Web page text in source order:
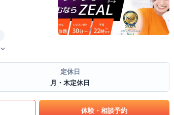
定休日
月・木定休日
体験・相談予約